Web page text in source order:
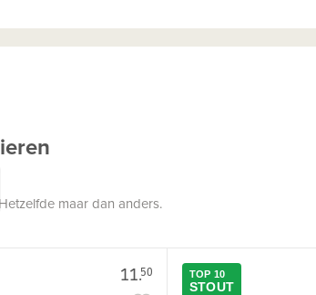
maar dan anders.
11.50 TOP 10
STOUT